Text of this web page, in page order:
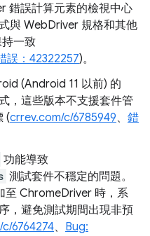
錯誤計算元素的檢視中心
與 WebDriver 規格和其他
一致
誤：42322257)。
(Android 11 以前) 的
，這些版本不支援套件管
(crrev.com/c/6785949、 錯
功能導致
測試套件不穩定的問題。
至 ChromeDriver 時，系
，避免測試期間出現非預
6764274、 Bug: